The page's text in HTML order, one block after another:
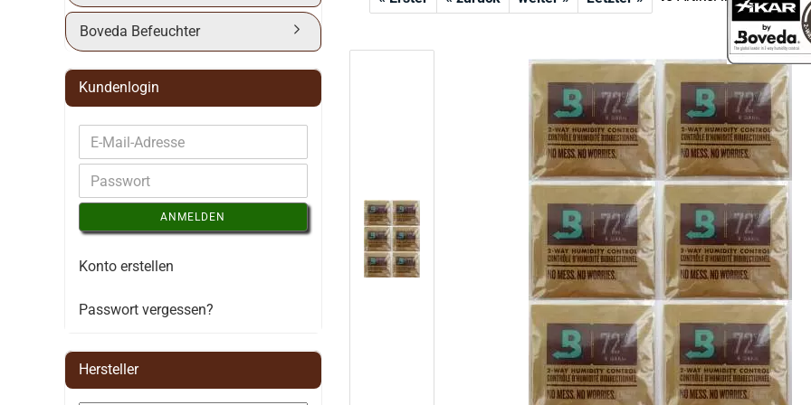
Boveda Befeuchter
Kundenlogin
ANMELDEN
Konto erstellen
Passwort vergessen?
Hersteller